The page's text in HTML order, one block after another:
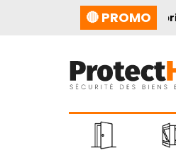
🔴 PROMO
produits anti